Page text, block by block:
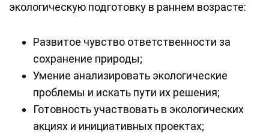
экологическую подготовку в раннем возрасте:
Развитое чувство ответственности за
сохранение природы;
Умение анализировать экологические
проблемы и искать пути их решения;
Готовность участвовать в экологических
акциях и инициативных проектах;